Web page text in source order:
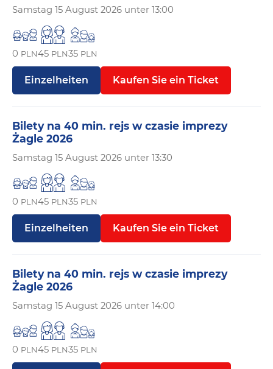
Samstag 15 August 2026 unter 13:00
0 PLN45 PLN35 PLN
Einzelheiten Kaufen Sie ein Ticket
Bilety na 40 min. rejs w czasie imprezy
Żagle 2026
Samstag 15 August 2026 unter 13:30
0 PLN45 PLN35 PLN
Einzelheiten Kaufen Sie ein Ticket
Bilety na 40 min. rejs w czasie imprezy
Żagle 2026
Samstag 15 August 2026 unter 14:00
0 PLN45 PLN35 PLN